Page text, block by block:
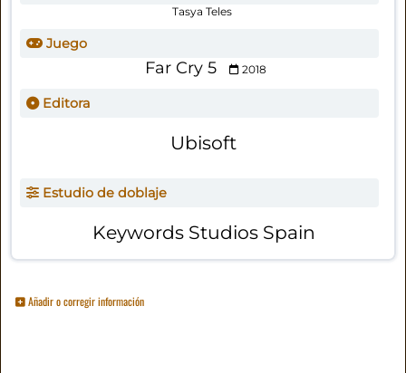
Tasya Teles
Juego
Far Cry 5 2018
Editora
Ubisoft
Estudio de doblaje
Keywords Studios Spain
Añadir o corregir información